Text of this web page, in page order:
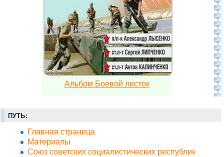
Альбом Боевой листок
ПУТЬ:
Главная страница
Материалы
Союз советских социалистических республик